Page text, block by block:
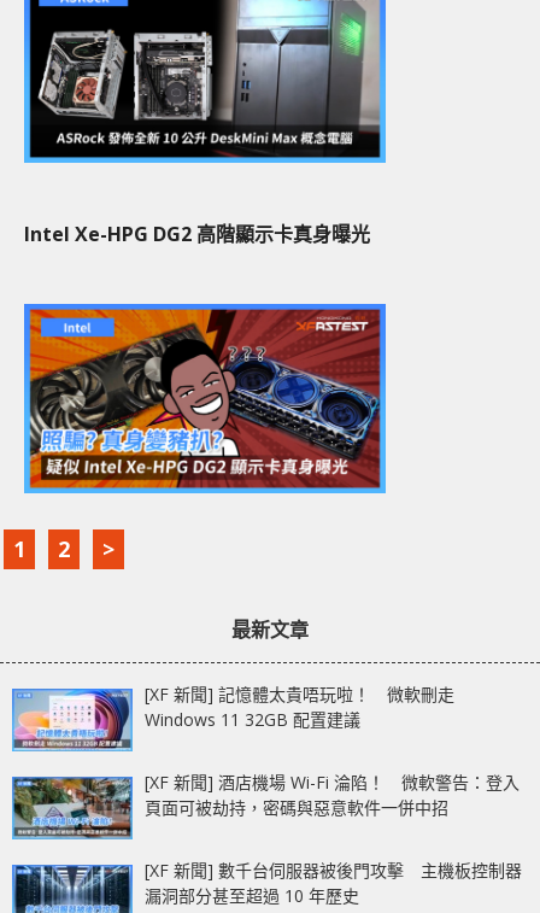
Intel Xe-HPG DG2 高階顯示卡真身曝光
1 2 >
最新文章
[XF 新聞] 記憶體太貴唔玩啦！ 微軟刪走
Windows 11 32GB 配置建議
[XF 新聞] 酒店機場 Wi-Fi 淪陷！ 微軟警告：登入
頁面可被劫持，密碼與惡意軟件一併中招
[XF 新聞] 數千台伺服器被後門攻擊 主機板控制器
漏洞部分甚至超過 10 年歷史